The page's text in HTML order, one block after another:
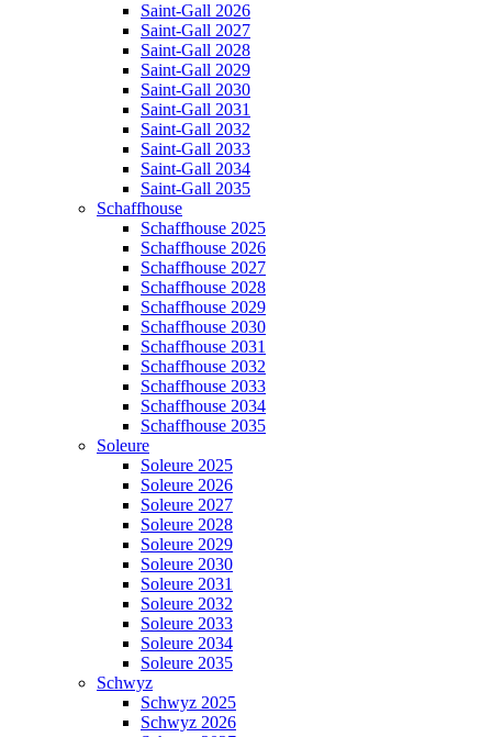
Saint-Gall 2026
Saint-Gall 2027
Saint-Gall 2028
Saint-Gall 2029
Saint-Gall 2030
Saint-Gall 2031
Saint-Gall 2032
Saint-Gall 2033
Saint-Gall 2034
Saint-Gall 2035
Schaffhouse
Schaffhouse 2025
Schaffhouse 2026
Schaffhouse 2027
Schaffhouse 2028
Schaffhouse 2029
Schaffhouse 2030
Schaffhouse 2031
Schaffhouse 2032
Schaffhouse 2033
Schaffhouse 2034
Schaffhouse 2035
Soleure
Soleure 2025
Soleure 2026
Soleure 2027
Soleure 2028
Soleure 2029
Soleure 2030
Soleure 2031
Soleure 2032
Soleure 2033
Soleure 2034
Soleure 2035
Schwyz
Schwyz 2025
Schwyz 2026